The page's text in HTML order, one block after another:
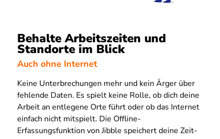
Behalte Arbeitszeiten und
Standorte im Blick
Auch ohne Internet
Keine Unterbrechungen mehr und kein Ärger über
fehlende Daten. Es spielt keine Rolle, ob dich deine
Arbeit an entlegene Orte führt oder ob das Internet
einfach nicht mitspielt. Die Offline-
Erfassungsfunktion von Jibble speichert deine Zeit-